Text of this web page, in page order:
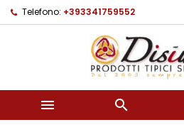
Telefono: +393341759552
 